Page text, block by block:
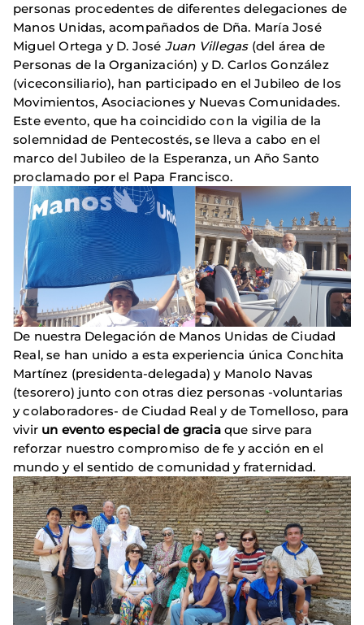
personas procedentes de diferentes delegaciones de
Manos Unidas, acompañados de Dña. María José
Miguel Ortega y D. José Juan Villegas(del área de
Personas de la Organización) y D. Carlos González
(viceconsiliario), han participado en el Jubileo de los
Movimientos, Asociaciones y Nuevas Comunidades.
Este evento, que ha coincidido con la vigilia de la
solemnidad de Pentecostés, se lleva a cabo en el
marco del Jubileo de la Esperanza, un Año Santo
proclamado por el Papa Francisco.
De nuestra Delegación de Manos Unidas de Ciudad
Real, se han unido a esta experiencia única Conchita
Martínez (presidenta-delegada) y Manolo Navas
(tesorero) junto con otras diez personas -voluntarias
y colaboradores- de Ciudad Real y de Tomelloso, para
vivir un evento especial de graciaque sirve para
reforzar nuestro compromiso de fe y acción en el
mundo y el sentido de comunidad y fraternidad.